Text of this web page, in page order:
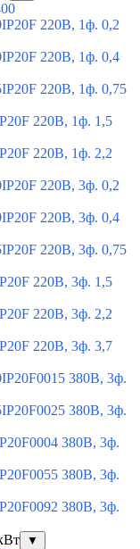
220В, 1ф. 0,2
220В, 1ф. 0,4
220В, 1ф. 0,75
220В, 1ф. 1,5
220В, 1ф. 2,2
220В, 3ф. 0,2
220В, 3ф. 0,4
220В, 3ф. 0,75
220В, 3ф. 1,5
220В, 3ф. 2,2
220В, 3ф. 3,7
380В, 3ф.
380В, 3ф.
380В, 3ф.
380В, 3ф.
380В, 3ф.
▼